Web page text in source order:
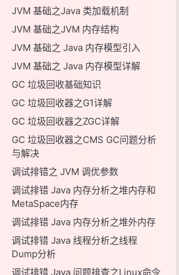
JVM 基础之Java 类加载机制
JVM 基础之JVM 内存结构
JVM 基础之 Java 内存模型引入
JVM 基础之 Java 内存模型详解
GC 垃圾回收基础知识
GC 垃圾回收器之G1详解
GC 垃圾回收器之ZGC详解
GC 垃圾回收器之CMS GC问题分析
与解决
调试排错之 JVM 调优参数
调试排错 Java 内存分析之堆内存和
MetaSpace内存
调试排错 Java 内存分析之堆外内存
调试排错 Java 线程分析之线程
Dump分析
调试排错 Java 问题排查之Linux命令